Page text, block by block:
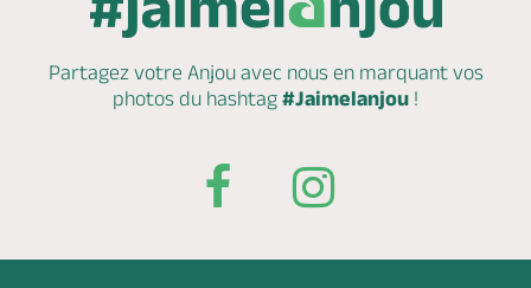
Partagez votre Anjou avec nous en marquantvos
photos du hashtag #Jaimelanjou !